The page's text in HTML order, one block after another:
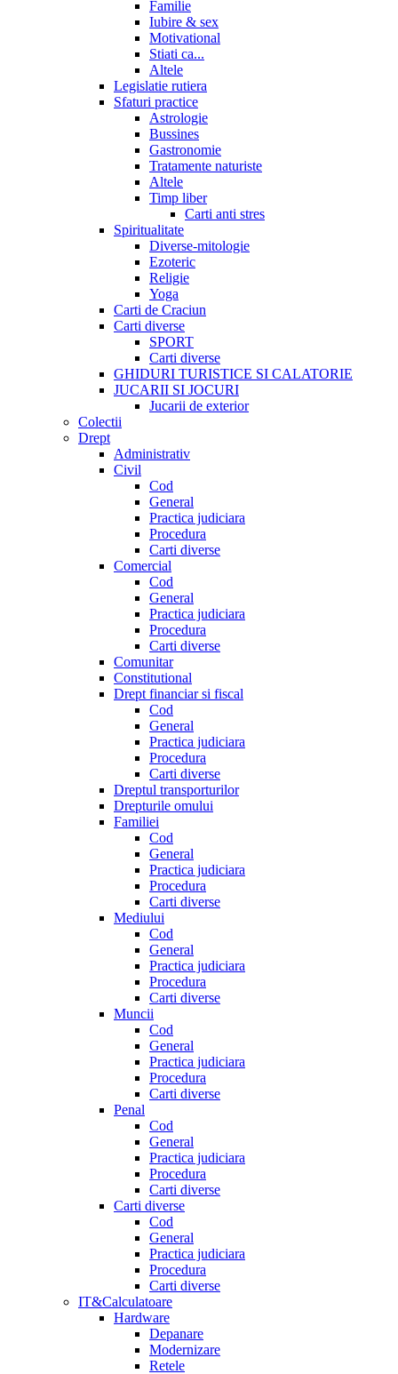
Familie
Iubire & sex
Motivational
Stiati ca...
Altele
Legislatie rutiera
Sfaturi practice
Astrologie
Bussines
Gastronomie
Tratamente naturiste
Altele
Timp liber
Carti anti stres
Spiritualitate
Diverse-mitologie
Ezoteric
Religie
Yoga
Carti de Craciun
Carti diverse
SPORT
Carti diverse
GHIDURI TURISTICE SI CALATORIE
JUCARII SI JOCURI
Jucarii de exterior
Colectii
Drept
Administrativ
Civil
Cod
General
Practica judiciara
Procedura
Carti diverse
Comercial
Cod
General
Practica judiciara
Procedura
Carti diverse
Comunitar
Constitutional
Drept financiar si fiscal
Cod
General
Practica judiciara
Procedura
Carti diverse
Dreptul transporturilor
Drepturile omului
Familiei
Cod
General
Practica judiciara
Procedura
Carti diverse
Mediului
Cod
General
Practica judiciara
Procedura
Carti diverse
Muncii
Cod
General
Practica judiciara
Procedura
Carti diverse
Penal
Cod
General
Practica judiciara
Procedura
Carti diverse
Carti diverse
Cod
General
Practica judiciara
Procedura
Carti diverse
IT&Calculatoare
Hardware
Depanare
Modernizare
Retele